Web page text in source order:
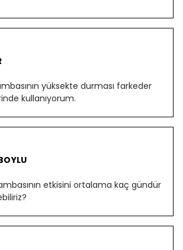
yüksekte durması farkeder
kullanıyorum.
etkisini ortalama kaç gündür